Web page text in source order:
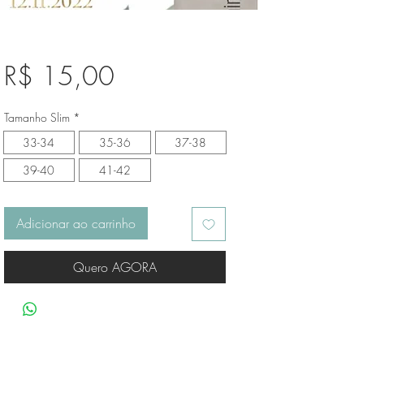
R$ 15,00Preço
Tamanho Slim *
33-34
35-36
37-38
39-40
41-42
Adicionar ao carrinho
Quero AGORA